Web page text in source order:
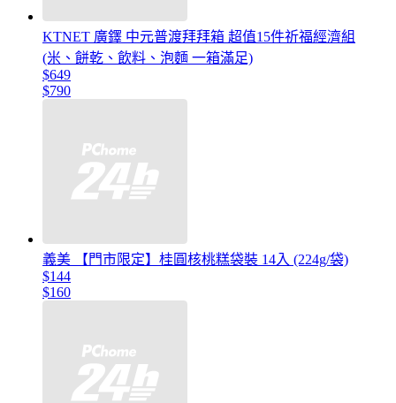
KTNET 廣鐸 中元普渡拜拜箱 超值15件祈福經濟組
(米、餅乾、飲料、泡麵 一箱滿足)
$649
$790
義美 【門市限定】桂圓核桃糕袋裝 14入 (224g/袋)
$144
$160